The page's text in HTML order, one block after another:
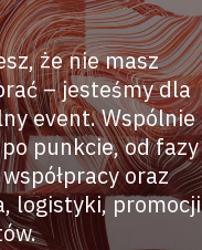
że nie masz
– jesteśmy dla
event. Wspólnie
punkcie, od fazy
oraz
logistyki, promocji